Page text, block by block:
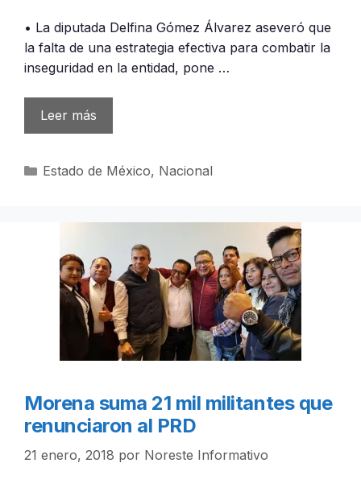
• La diputada Delfina Gómez Álvarez aseveró que
la falta de una estrategia efectiva para combatir la
inseguridad en la entidad, pone …
Leer más
Categorías
Estado de México, Nacional
Morena suma 21 mil militantes que
renunciaron al PRD
21 enero, 2018 por Noreste Informativo